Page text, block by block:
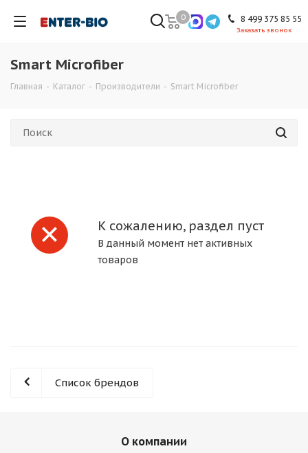
8 499 375 85 55
Заказать звонок
0
Smart Microfiber
Главная - Каталог - Производители - Smart Microfiber
К сожалению, раздел пуст
В данный момент нет активных
товаров
Список брендов
О компании